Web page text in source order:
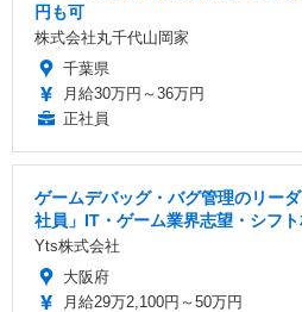
円も可
株式会社丸千代山岡家
千葉県
月給30万円～36万円
正社員
ゲームデバッグ・バグ管理のリー
社員」IT・ゲーム業界志望・シフ
Yts株式会社
大阪府
月給29万2,100円～50万円